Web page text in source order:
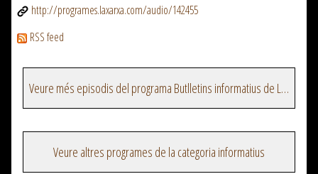
http://programes.laxarxa.com/audio/142455
RSS feed
Veure més episodis del programa Butlletins informatius de La Xarxa
Veure altres programes de la categoria informatius